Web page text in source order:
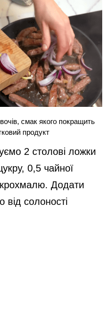
смак якого покращить
продукт
2 столові ложки
0,5 чайної
крохмалю. Додати
від солоності